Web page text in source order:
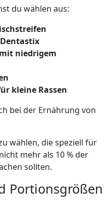
du wählen aus:
niedrigem
kleine Rassen
bei der Ernährung von
wählen, die speziell für
mehr als 10 % der
sollten.
Portionsgrößen